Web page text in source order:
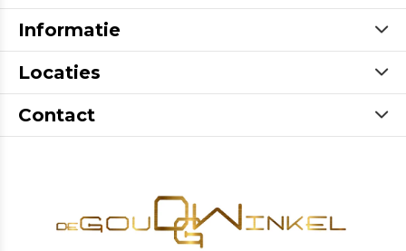
Informatie
Locaties
Contact